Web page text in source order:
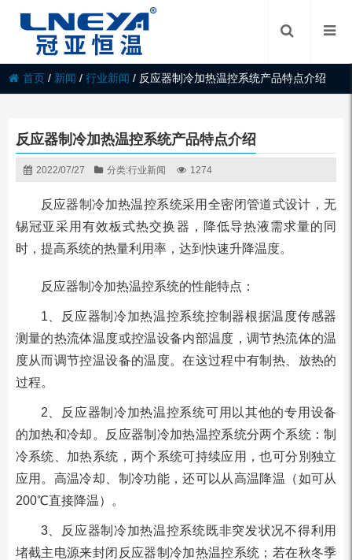
首页 / 新闻 /行业新闻 / 反应器制冷加热温控系统产品特点介绍
反应器制冷加热温控系统产品特点介绍
2022/07/27 分类:行业新闻 1274
反应器制冷加热温控系统采用全密闭管道式设计，无
锡冠亚采用有效板式热交换器，降低导热液需求量的同
时，提高系统的热量利用率，达到快速升降温度。
反应器制冷加热温控系统的性能特点：
1、反应器制冷加热温控系统控制器根据温度传感器
测量的热流体温度或控温设备内部温度，调节热流体的温
度从而调节控温设备的温度。在这过程中有制热、放热的
过程。
2、反应器制冷加热温控系统可用以其他的专用设备
的加热和冷却。反应器制冷加热温控系统分两个系统：制
冷系统、加热系统，两个系统可持续应用，也可分別独立
应用。高温冷却、制冷功能，还可以从高温降温（如可从
200℃直接降温）。
3、反应器制冷加热温控系统既非突发状况不得利用
堵截主电源来封闭反应器制冷加热温控系统；若在秋冬季